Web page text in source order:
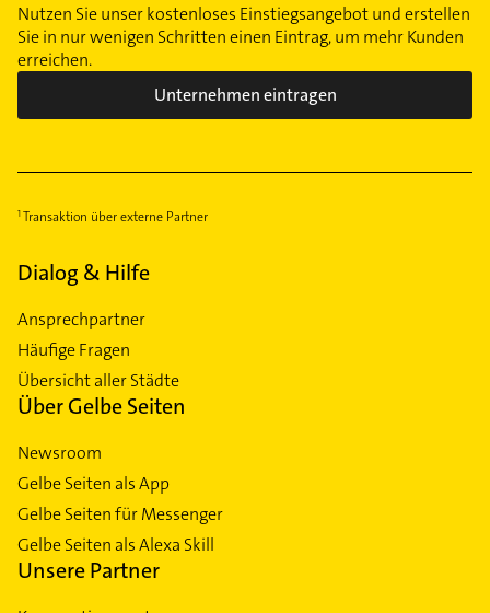
Nutzen Sie unser kostenloses Einstiegsangebot und erstellen
Sie in nur wenigen Schritten einen Eintrag, um mehr Kunden
erreichen.
Unternehmen eintragen
Transaktion über externe Partner
Dialog & Hilfe
Ansprechpartner
Häufige Fragen
Übersicht aller Städte
Über Gelbe Seiten
Newsroom
Gelbe Seiten als App
Gelbe Seiten für Messenger
Gelbe Seiten als Alexa Skill
Unsere Partner